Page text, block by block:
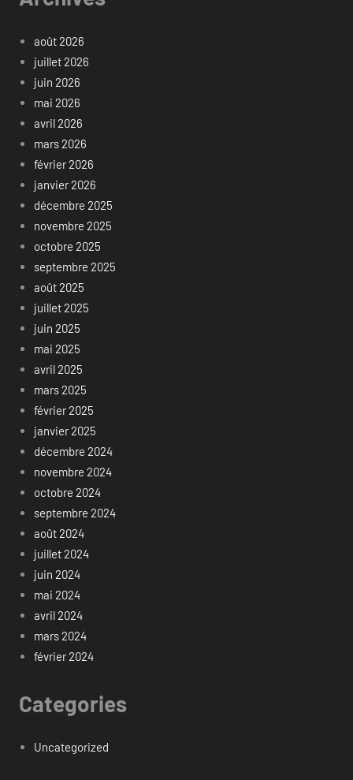
août 2026
juillet 2026
juin 2026
mai 2026
avril 2026
mars 2026
février 2026
janvier 2026
décembre 2025
novembre 2025
octobre 2025
septembre 2025
août 2025
juillet 2025
juin 2025
mai 2025
avril 2025
mars 2025
février 2025
janvier 2025
décembre 2024
novembre 2024
octobre 2024
septembre 2024
août 2024
juillet 2024
juin 2024
mai 2024
avril 2024
mars 2024
février 2024
Categories
Uncategorized